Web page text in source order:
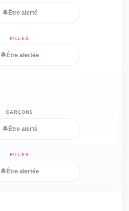
🔔 Être alerté
🔔 Être alertée
🔔 Être alerté
🔔 Être alertée